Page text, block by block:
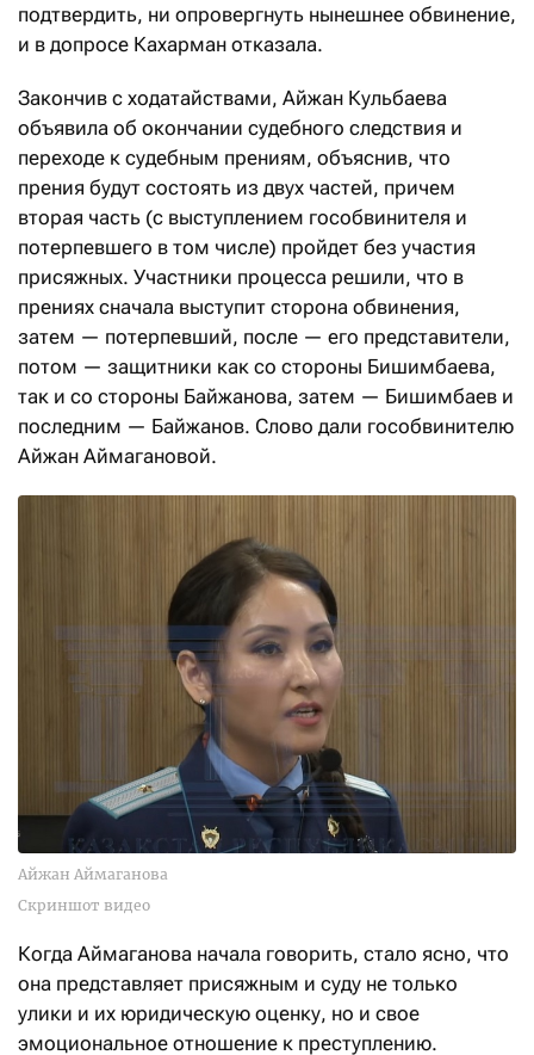
подтвердить, ни опровергнуть нынешнее обвинение,
и в допросе Кахарман отказала.
Закончив с ходатайствами, Айжан Кульбаева
объявила об окончании судебного следствия и
переходе к судебным прениям, объяснив, что
прения будут состоять из двух частей, причем
вторая часть (с выступлением гособвинителя и
потерпевшего в том числе) пройдет без участия
присяжных. Участники процесса решили, что в
прениях сначала выступит сторона обвинения,
затем — потерпевший, после — его представители,
потом — защитники как со стороны Бишимбаева,
так и со стороны Байжанова, затем — Бишимбаев и
последним — Байжанов. Слово дали гособвинителю
Айжан Аймагановой.
Айжан Аймаганова
Скриншот видео
Когда Аймаганова начала говорить, стало ясно, что
она представляет присяжным и суду не только
улики и их юридическую оценку, но и свое
эмоциональное отношение к преступлению.